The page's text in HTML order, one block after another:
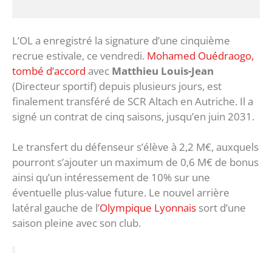
L’OL a enregistré la signature d’une cinquième
recrue estivale, ce vendredi. Mohamed Ouédraogo,
tombé d’accord avec Matthieu Louis-Jean
(Directeur sportif) depuis plusieurs jours, est
finalement transféré de SCR Altach en Autriche. Il a
signé un contrat de cinq saisons, jusqu’en juin 2031.
Le transfert du défenseur s’élève à 2,2 M€, auxquels
pourront s’ajouter un maximum de 0,6 M€ de bonus
ainsi qu’un intéressement de 10% sur une
éventuelle plus-value future. Le nouvel arrière
latéral gauche de l’Olympique Lyonnais sort d’une
saison pleine avec son club.